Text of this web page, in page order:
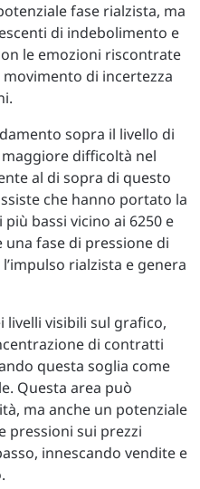
fase rialzista, ma
di indebolimento e
le emozioni riscontrate
di incertezza
sopra il livello di
difficoltà nel
al di sopra di questo
che hanno portato la
bassi vicino ai 6250 e
una fase di pressione di
rialzista e genera
livelli visibili sul grafico,
di contratti
questa soglia come
Questa area può
ma anche un potenziale
pressioni sui prezzi
innescando vendite e